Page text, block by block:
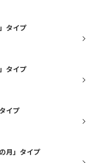
タイプ
タイプ
イプ
月」タイプ